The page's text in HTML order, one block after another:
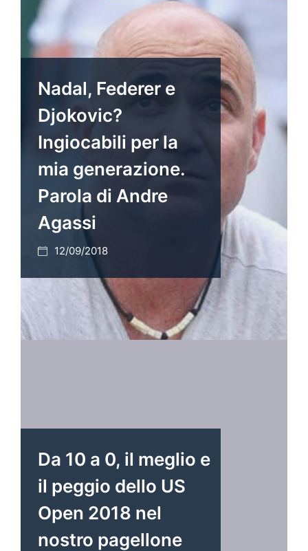
Nadal, Federer e
Djokovic?
Ingiocabili per la
mia generazione.
Parola di Andre
Agassi
12/09/2018
Da 10 a 0, il meglio e
il peggio dello US
Open 2018 nel
nostro pagellone